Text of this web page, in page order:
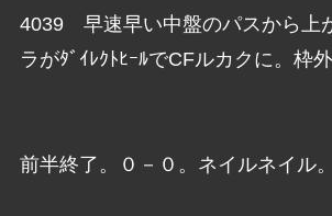
4039 早速早い中盤のパスから上
ラがﾀﾞｲﾚｸﾄﾋｰﾙでCFルカクに。枠外
前半終了。０－０。ネイルネイル